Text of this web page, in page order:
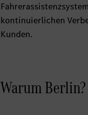
kontinuierlichen
Kunden.
Warum Berlin?